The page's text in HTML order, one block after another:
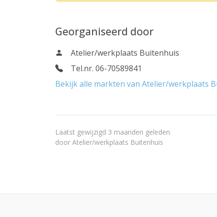
Georganiseerd door
Atelier/werkplaats Buitenhuis
Tel.nr. 06-70589841
Bekijk alle markten van Atelier/werkplaats
Laatst gewijzigd 3 maanden geleden
door Atelier/werkplaats Buitenhuis